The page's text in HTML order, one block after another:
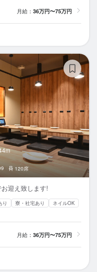
月給： 36万円〜75万円
120席
迎え致します!
り 寮・社宅あり
ネイルOK
月給： 36万円〜75万円